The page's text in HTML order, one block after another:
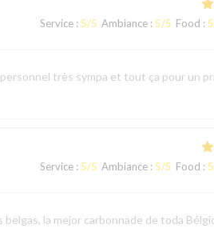
Service: 5/5 Ambiance: 5/5 Food : 5
très sympa et tout ça pour un
Service: 5/5 Ambiance: 5/5 Food : 5
la mejor carbonnade de toda